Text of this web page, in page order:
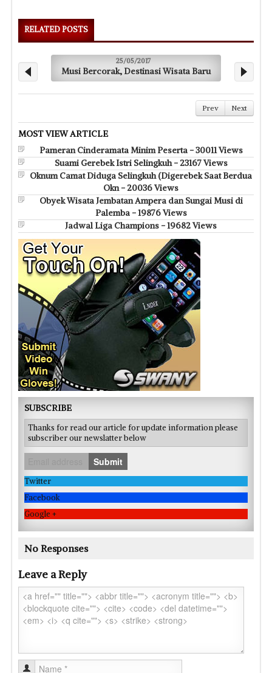
RELATED POSTS
25/05/2017
Musi Bercorak, Destinasi Wisata Baru
Prev Next
MOST VIEW ARTICLE
Pameran Cinderamata Minim Peserta - 30011 Views
Suami Gerebek Istri Selingkuh - 23167 Views
Oknum Camat Diduga Selingkuh (Digerebek Saat Berdua
Okn - 20036 Views
Obyek Wisata Jembatan Ampera dan Sungai Musi di
Palemba - 19876 Views
Jadwal Liga Champions - 19682 Views
SUBSCRIBE
Thanks for read our article for update information please
subscriber our newslatter below
Submit
Twitter
Facebook
Google +
No Responses
Leave a Reply